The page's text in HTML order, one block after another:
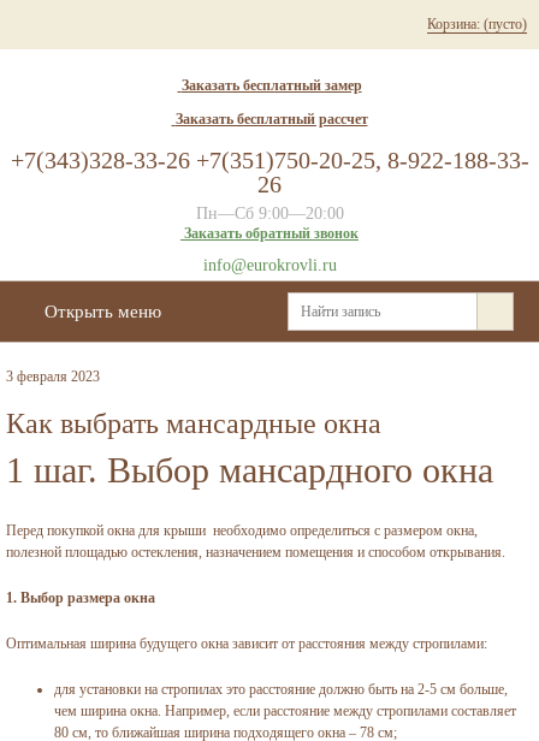
Корзина: (пусто)
Заказать бесплатный замер
Заказать бесплатный рассчет
+7(343)328-33-26 +7(351)750-20-25, 8-922-188-33-
26
Пн—Сб 9:00—20:00
Заказать обратный звонок
info@eurokrovli.ru
Открыть меню
3 февраля 2023
Как выбрать мансардные окна
1 шаг. Выбор мансардного окна
Перед покупкой окна для крыши необходимо определиться с размером окна,
полезной площадью остекления, назначением помещения и способом открывания.
1. Выбор размера окна
Оптимальная ширина будущего окна зависит от расстояния между стропилами:
для установки на стропилах это расстояние должно быть на 2-5 см больше,
чем ширина окна. Например, если расстояние между стропилами составляет
80 см, то ближайшая ширина подходящего окна – 78 см;